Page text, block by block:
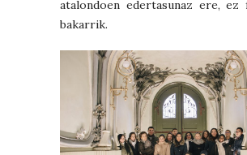
atalondoen edertasunaz ere, ez
bakarrik.